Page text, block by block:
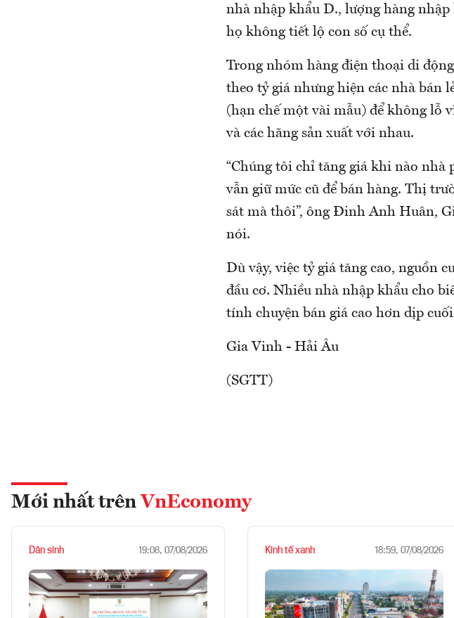
nhà nhập khẩu D., lượng hàng
họ không tiết lộ con số cụ thể.
Trong nhóm hàng điện thoại di
theo tỷ giá nhưng hiện các nhà bán
(hạn chế một vài mẫu) để không lỗ
và các hãng sản xuất với nhau.
“Chúng tôi chỉ tăng giá khi nào
vẫn giữ mức cũ để bán hàng. Thị
sát mà thôi”, ông Đinh Anh Huân,
nói.
Dù vậy, việc tỷ giá tăng cao, nguồn
đầu cơ. Nhiều nhà nhập khẩu cho
tính chuyện bán giá cao hơn dịp
Gia Vinh - Hải Âu
(SGTT)
Mới nhất trên VnEconomy
Dân sinh 19:08, 07/08/2026 Kinh tế xanh 18:59, 07/08/2026